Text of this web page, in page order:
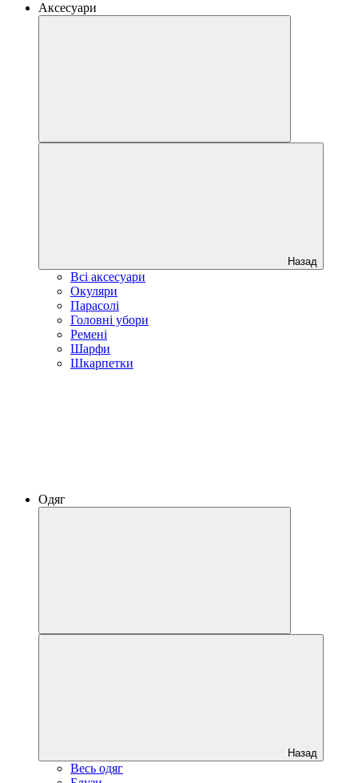
Аксесуари
Назад
Всі аксесуари
Окуляри
Парасолі
Головні убори
Ремені
Шарфи
Шкарпетки
Одяг
Назад
Весь одяг